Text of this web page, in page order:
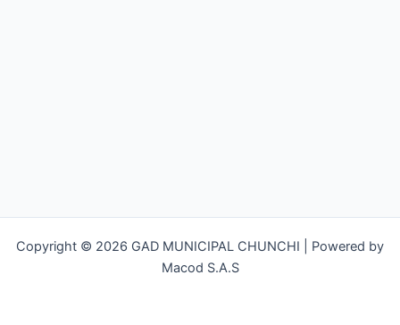
Copyright © 2026 GAD MUNICIPAL CHUNCHI | Powered by
Macod S.A.S